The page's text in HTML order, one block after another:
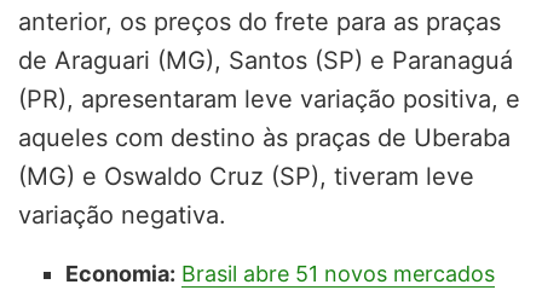
anterior, os preços do frete para as praças
de Araguari (MG), Santos (SP) e Paranaguá
(PR), apresentaram leve variação positiva, e
aqueles com destino às praças de Uberaba
(MG) e Oswaldo Cruz (SP), tiveram leve
variação negativa.
Economia: Brasil abre 51 novos mercados